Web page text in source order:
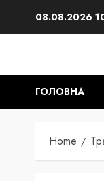
08.08.2026
ГОЛОВНА
Home